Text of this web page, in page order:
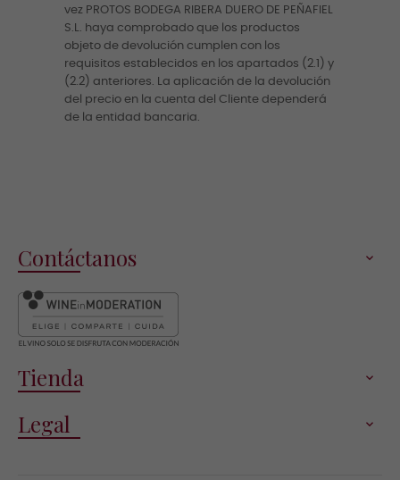
vez PROTOS BODEGA RIBERA DUERO DE PEÑAFIEL
S.L. haya comprobado que los productos
objeto de devolución cumplen con los
requisitos establecidos en los apartados (2.1) y
(2.2) anteriores. La aplicación de la devolución
del precio en la cuenta del Cliente dependerá
de la entidad bancaria.
Contáctanos 
Tienda 
Legal 